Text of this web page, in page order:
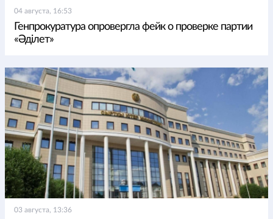
04 августа, 16:53
Генпрокуратура опровергла фейк о проверке партии
«Әділет»
03 августа, 13:36